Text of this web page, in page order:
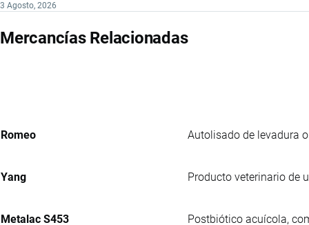
3 Agosto, 2026
Mercancías Relacionadas
Romeo Autolisado de levadura
Yang Producto veterinario de
Metalac S453 Postbiótico acuícola,